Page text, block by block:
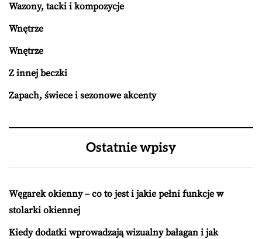
Wazony, tacki i kompozycje
Wnętrze
Wnętrze
Z innej beczki
Zapach, świece i sezonowe akcenty
Ostatnie wpisy
Węgarek okienny – co to jest i jakie pełni funkcje w
stolarki okiennej
Kiedy dodatki wprowadzają wizualny bałagan i jak